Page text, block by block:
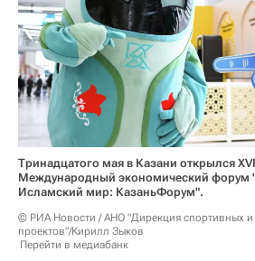
Тринадцатого мая в Казани открылся
Международный экономический форум
Исламский мир: КазаньФорум".
© РИА Новости / АНО "Дирекция спортивных и
проектов"/Кирилл Зыков
Перейти в медиабанк